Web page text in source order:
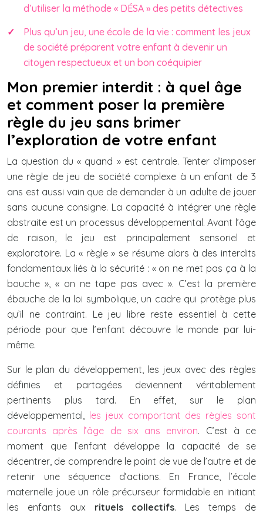
d’utiliser la méthode « DÉSA » des petits détectives
Plus qu’un jeu, une école de la vie : comment les jeux
de société préparent votre enfant à devenir un
citoyen respectueux et un bon coéquipier
Mon premier interdit : à quel âge
et comment poser la première
règle du jeu sans brimer
l’exploration de votre enfant
La question du « quand » est centrale. Tenter d’imposer
une règle de jeu de société complexe à un enfant de 3
ans est aussi vain que de demander à un adulte de jouer
sans aucune consigne. La capacité à intégrer une règle
abstraite est un processus développemental. Avant l’âge
de raison, le jeu est principalement sensoriel et
exploratoire. La « règle » se résume alors à des interdits
fondamentaux liés à la sécurité : « on ne met pas ça à la
bouche », « on ne tape pas avec ». C’est la première
ébauche de la loi symbolique, un cadre qui protège plus
qu’il ne contraint. Le jeu libre reste essentiel à cette
période pour que l’enfant découvre le monde par lui-
même.
Sur le plan du développement, les jeux avec des règles
définies et partagées deviennent véritablement
pertinents plus tard. En effet, sur le plan
développemental, les jeux comportant des règles sont
courants après l’âge de six ans environ. C’est à ce
moment que l’enfant développe la capacité de se
décentrer, de comprendre le point de vue de l’autre et de
retenir une séquence d’actions. En France, l’école
maternelle joue un rôle précurseur formidable en initiant
les enfants aux rituels collectifs. Les temps de